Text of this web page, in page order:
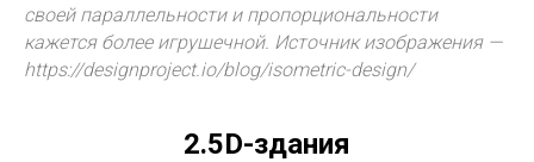
своей параллельности и пропорциональности
кажется более игрушечной. Источник изображения —
https://designproject.io/blog/isometric-design/
2.5D-здания